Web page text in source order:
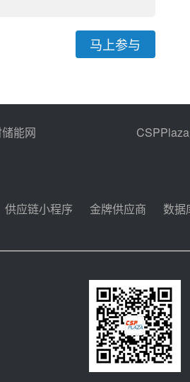
马上参与
能网
供应链小程序 金牌供应商 数据